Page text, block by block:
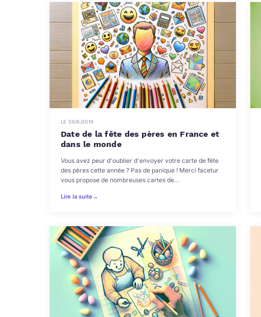
LE 06/6/2019
Date de la fête des pères en France et
dans le monde
Vous avez peur d'oublier d'envoyer votre carte de fête
des pères cette année ? Pas de panique ! Merci facetur
vous propose de nombreuses cartes de…
Lire la suite →